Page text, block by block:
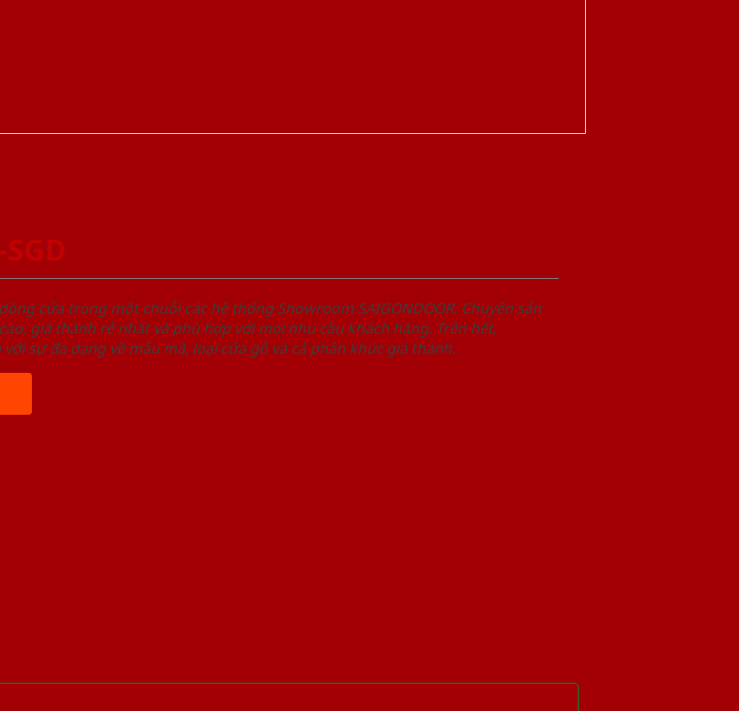
cửa trong một chuỗi các hệ thống Showroom SAIGONDOOR. Chuyên sản
giá thành rẻ nhất và phù hợp với mọi nhu cầu khách hàng. Trên hết,
sự đa dạng về mẫu mã, loại cửa gỗ và cả phân khúc giá thành.